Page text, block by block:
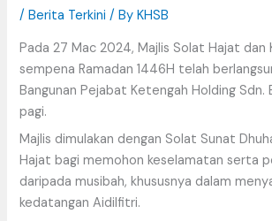
/Berita Terkini / ByKHSB
Pada 27 Mac 2024, Majlis Solat Hajat dan
sempena Ramadan 1446H telah
Bangunan Pejabat Ketengah Holding Sdn.
pagi.
Majlis dimulakan dengan Solat Sunat
Hajat bagi memohon keselamatan serta
daripada musibah, khususnya dalam
kedatangan Aidilfitri.